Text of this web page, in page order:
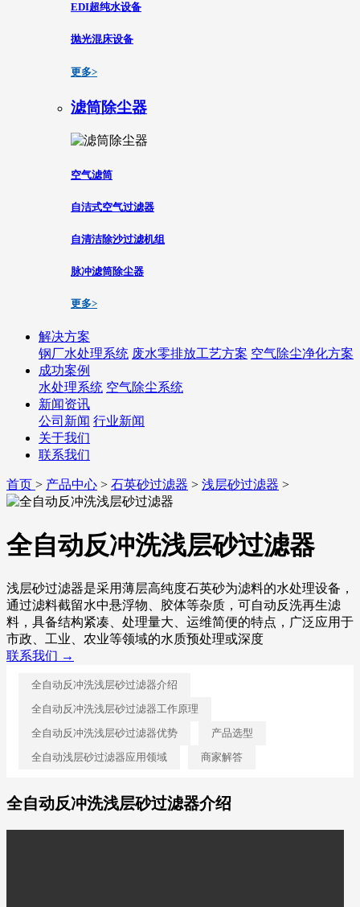
EDI超纯水设备
抛光混床设备
更多>
滤筒除尘器
空气滤筒
自洁式空气过滤器
自清洁除沙过滤机组
脉冲滤筒除尘器
更多>
解决方案
钢厂水处理系统 废水零排放工艺方案 空气除尘净化方案
成功案例
水处理系统 空气除尘系统
新闻资讯
公司新闻 行业新闻
关于我们
联系我们
首页 > 产品中心 > 石英砂过滤器 > 浅层砂过滤器 >
全自动反冲洗浅层砂过滤器
浅层砂过滤器是采用薄层高纯度石英砂为滤料的水处理设备，
通过滤料截留水中悬浮物、胶体等杂质，可自动反洗再生滤
料，具备结构紧凑、处理量大、运维简便的特点，广泛应用于
市政、工业、农业等领域的水质预处理或深度
联系我们 →
全自动反冲洗浅层砂过滤器介绍
全自动反冲洗浅层砂过滤器工作原理
全自动反冲洗浅层砂过滤器优势
产品选型
全自动浅层砂过滤器应用领域
商家解答
全自动反冲洗浅层砂过滤器介绍